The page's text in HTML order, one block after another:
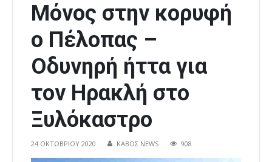
Μόνος στην κορυφή
ο Πέλοπας –
Οδυνηρή ήττα για
τον Ηρακλή στο
Ξυλόκαστρο
24 ΟΚΤΩΒΡΊΟΥ 2020 ΚΑΒΟΣ NEWS 908